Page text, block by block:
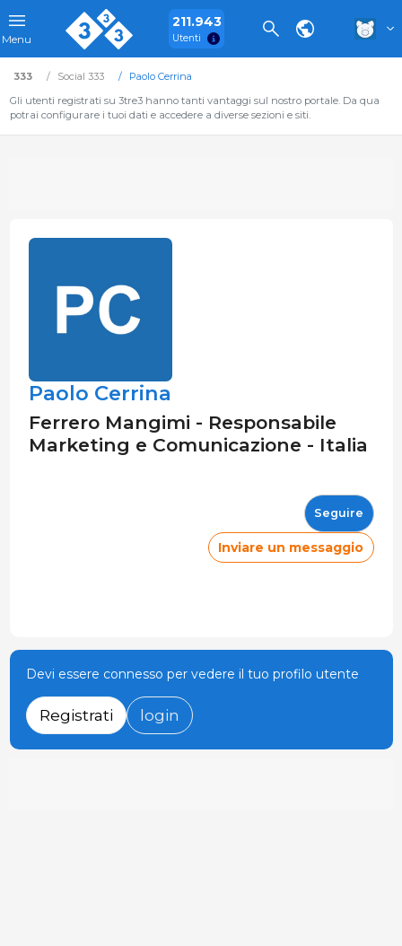
Menu
211.943
Utenti
333 Social 333
Paolo Cerrina
Gli utenti registrati su 3tre3 hanno tanti vantaggi sul nostro portale. Da qua
potrai configurare i tuoi dati e accedere a diverse sezioni e siti.
Paolo Cerrina
Ferrero Mangimi - Responsabile
Marketing e Comunicazione - Italia
Seguire
Inviare un messaggio
Devi essere connesso per vedere il tuo profilo utente
Registrati login